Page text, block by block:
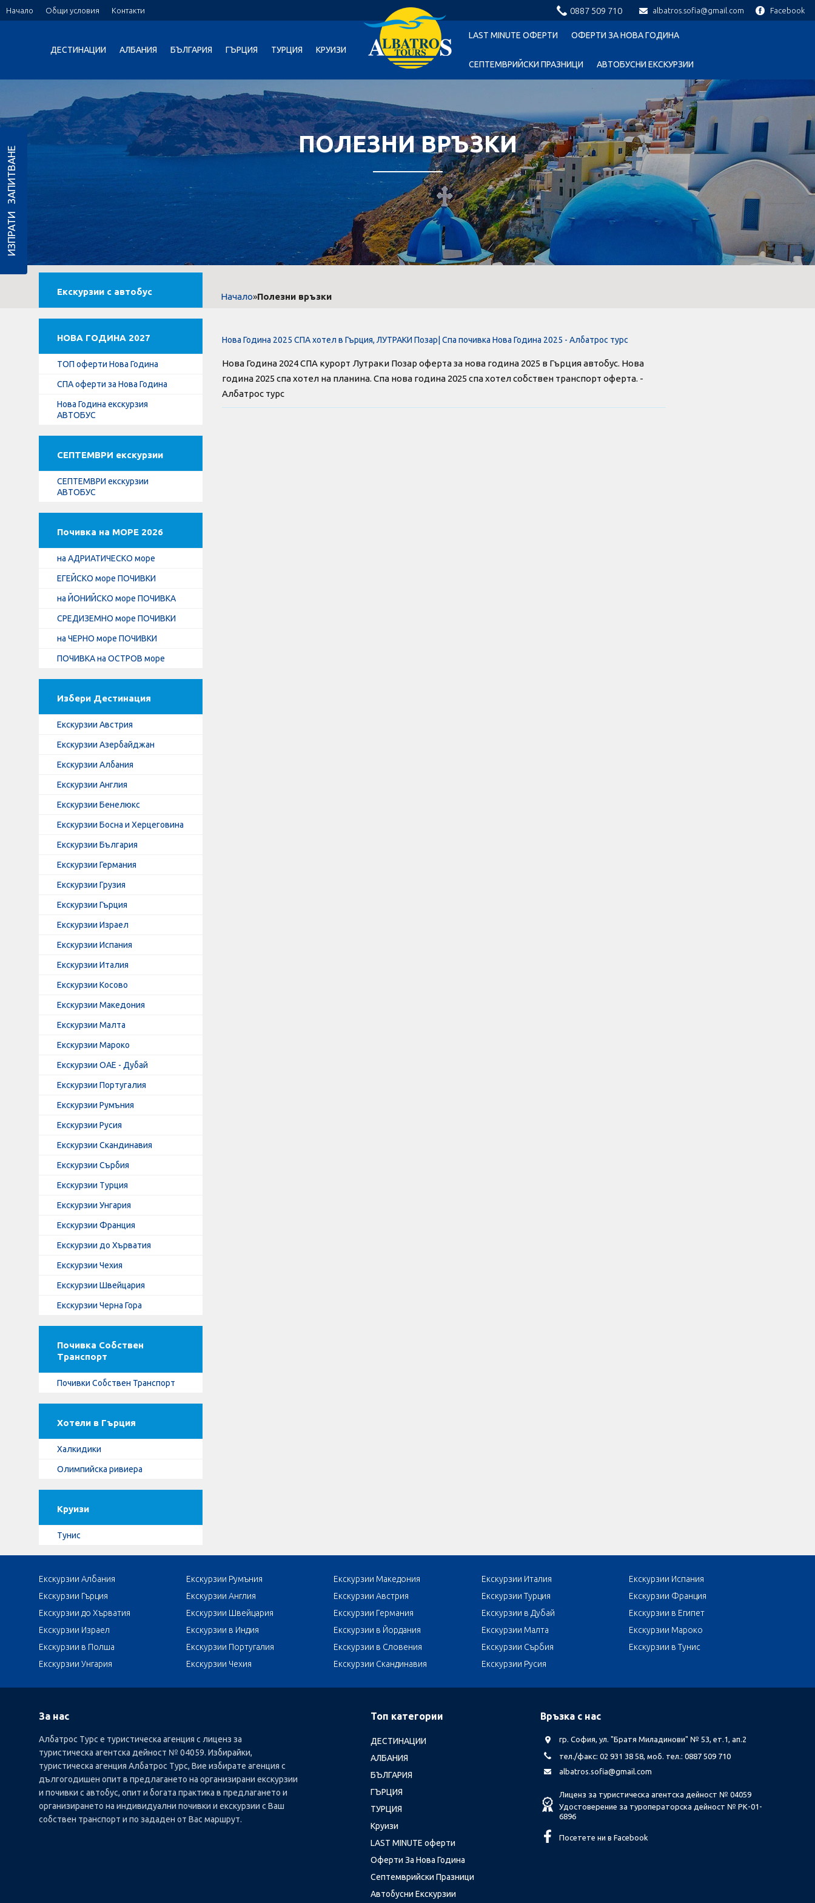
Начало Общи условия Контакти 0887 509 710 albatros.sofia@gmail.com Facebook
ДЕСТИНАЦИИ АЛБАНИЯ БЪЛГАРИЯ ГЪРЦИЯ ТУРЦИЯ КРУИЗИ
LAST MINUTE ОФЕРТИ ОФЕРТИ ЗА НОВА ГОДИНА
СЕПТЕМВРИЙСКИ ПРАЗНИЦИ АВТОБУСНИ ЕКСКУРЗИИ
ПОЛЕЗНИ ВРЪЗКИ
Начало»Полезни връзки
Екскурзии с автобус
НОВА ГОДИНА 2027
ТОП оферти Нова Година
СПА оферти за Нова Година
Нова Година екскурзия
АВТОБУС
СЕПТЕМВРИ екскурзии
СЕПТЕМВРИ екскурзии
АВТОБУС
Почивка на МОРЕ 2026
на АДРИАТИЧЕСКО море
ЕГЕЙСКО море ПОЧИВКИ
на ЙОНИЙСКО море ПОЧИВКА
СРЕДИЗЕМНО море ПОЧИВКИ
на ЧЕРНО море ПОЧИВКИ
ПОЧИВКА на ОСТРОВ море
Избери Дестинация
Екскурзии Австрия
Екскурзии Азербайджан
Екскурзии Албания
Екскурзии Англия
Екскурзии Бенелюкс
Екскурзии Босна и Херцеговина
Екскурзии България
Екскурзии Германия
Екскурзии Грузия
Екскурзии Гърция
Екскурзии Израел
Екскурзии Испания
Екскурзии Италия
Екскурзии Косово
Екскурзии Македония
Екскурзии Малта
Екскурзии Мароко
Екскурзии ОАЕ - Дубай
Екскурзии Португалия
Екскурзии Румъния
Екскурзии Русия
Екскурзии Скандинавия
Екскурзии Сърбия
Екскурзии Турция
Екскурзии Унгария
Екскурзии Франция
Екскурзии до Хърватия
Екскурзии Чехия
Екскурзии Швейцария
Екскурзии Черна Гора
Почивка Собствен
Транспорт
Почивки Собствен Транспорт
Хотели в Гърция
Халкидики
Олимпийска ривиера
Круизи
Тунис
Нова Година 2025 СПА хотел в Гърция, ЛУТРАКИ Позар| Спа почивка Нова Година 2025 - Албатрос турс
Нова Година 2024 СПА курорт Лутраки Позар оферта за нова година 2025 в Гърция автобус. Нова
година 2025 спа хотел на планина. Спа нова година 2025 спа хотел собствен транспорт оферта. -
Албатрос турс
Екскурзии Албания Екскурзии Румъния Екскурзии Македония Екскурзии Италия
Екскурзии Испания
Екскурзии Гърция
Екскурзии Англия Екскурзии Австрия Екскурзии Турция
Екскурзии Франция
Екскурзии до Хърватия
Екскурзии Швейцария Екскурзии Германия Екскурзии в Дубай
Екскурзии в Египет
Екскурзии Израел
Екскурзии в Индия Екскурзии в Йордания Екскурзии Малта
Екскурзии Мароко
Екскурзии в Полша
Екскурзии Португалия Екскурзии в Словения Екскурзии Сърбия
Екскурзии в Тунис
Екскурзии Унгария
Екскурзии Чехия Екскурзии Скандинавия Екскурзии Русия
За нас
Албатрос Турс е туристическа агенция с лиценз за
туристическа агентска дейност № 04059. Избирайки,
туристическа агенция Албатрос Турс, Вие избирате агенция с
дългогодишен опит в предлагането на организирани екскурзии
и почивки с автобус, опит и богата практика в предлагането и
организирането на индивидуални почивки и екскурзии с Ваш
собствен транспорт и по зададен от Вас маршрут.
Топ категории
ДЕСТИНАЦИИ
АЛБАНИЯ
БЪЛГАРИЯ
ГЪРЦИЯ
ТУРЦИЯ
Круизи
LAST MINUTE оферти
Оферти За Нова Година
Септемврийски Празници
Автобусни Екскурзии
Връзка с нас
гр. София, ул. "Братя Миладинови" № 53, ет.1, ап.2
тел./факс: 02 931 38 58, моб. тел.: 0887 509 710
albatros.sofia@gmail.com
Лиценз за туристическа агентска дейност № 04059
Удостоверение за туроператорска дейност № РК-01-
6896
Посетете ни в Facebook
ИЗПРАТИ ЗАПИТВАНЕ